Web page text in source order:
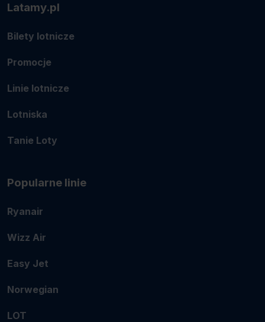
Latamy.pl
Bilety lotnicze
Promocje
Linie lotnicze
Lotniska
Tanie Loty
Popularne linie
Ryanair
Wizz Air
Easy Jet
Norwegian
LOT